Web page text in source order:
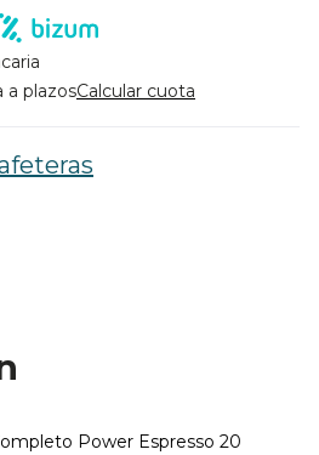
a plazosCalcular cuota
Power Espresso 20